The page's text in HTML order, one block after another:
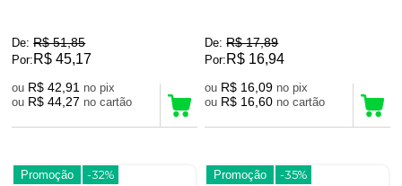
De: R$ 51,85
Por: R$ 45,17
ou R$ 42,91
no pix
ou R$ 44,27 no cartão
De: R$ 17,89
Por: R$ 16,94
ou R$ 16,09
no pix
ou R$ 16,60 no cartão
Promoção -32% Promoção -35%